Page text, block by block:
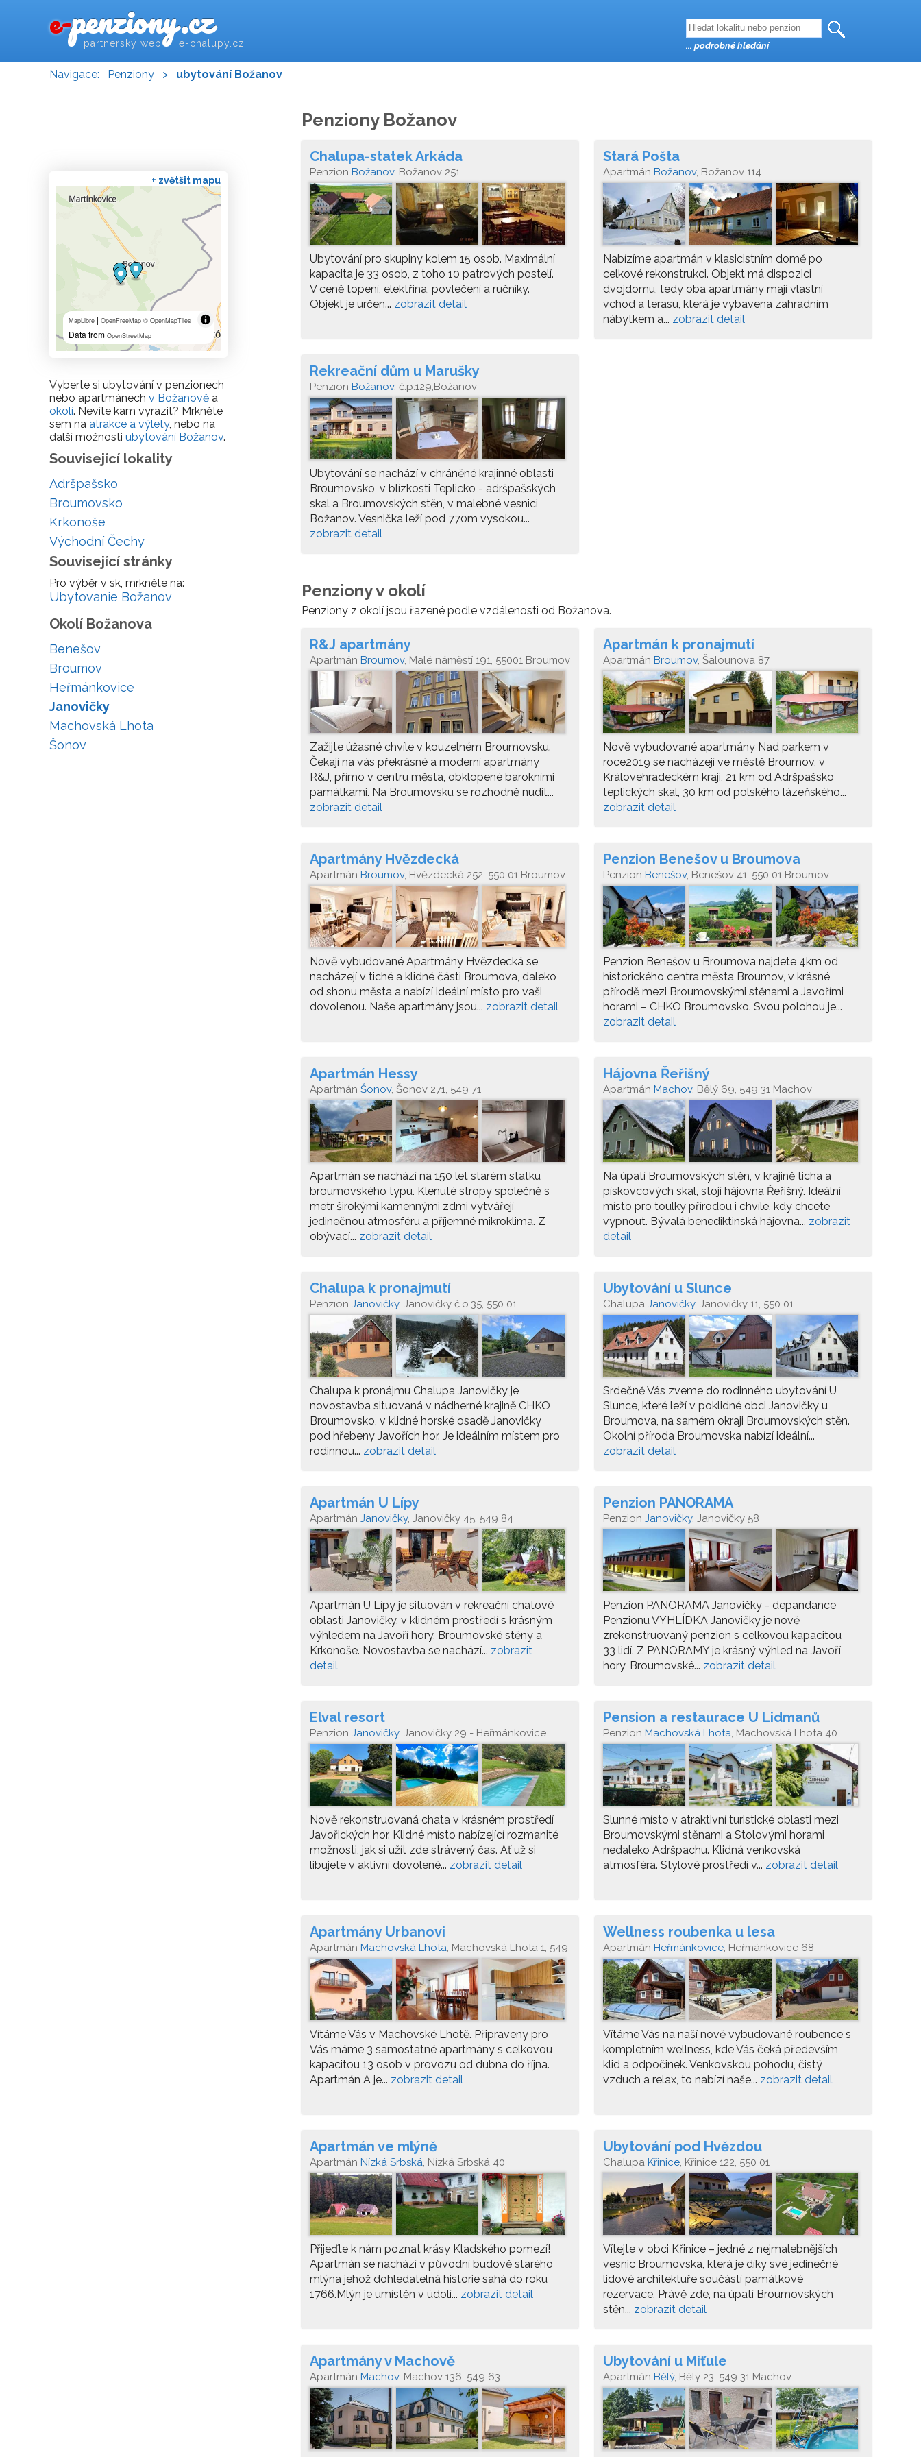
e-penziony.cz
partnerský web e-chalupy.cz
Navigace: Penziony > ubytování Božanov
Penziony Božanov
Chalupa-statek Arkáda
Penzion Božanov, Božanov 251
Ubytování pro skupiny kolem 15 osob. Maximální
kapacita je 33 osob, z toho 10 patrových postelí.
V ceně topení, elektřina, povlečení a ručníky.
Objekt je určen... zobrazit detail
Stará Pošta
Apartmán Božanov, Božanov 114
Nabízíme apartmán v klasicistním domě po
celkové rekonstrukci. Objekt má dispozici
dvojdomu, tedy oba apartmány mají vlastní
vchod a terasu, která je vybavena zahradním
nábytkem a... zobrazit detail
Rekreační dům u Marušky
Penzion Božanov, č.p.129,Božanov
Ubytování se nachází v chráněné krajinné oblasti
Broumovsko, v blízkosti Teplicko - adršpašských
skal a Broumovských stěn, v malebné vesnici
Božanov. Vesnička leží pod 770m vysokou...
zobrazit detail
Penziony v okolí
Penziony z okolí jsou řazené podle vzdálenosti od Božanova.
R&J apartmány
Apartmán Broumov, Malé náměstí 191, 55001 Broumov
Zažijte úžasné chvíle v kouzelném Broumovsku.
Čekají na vás překrásné a moderní apartmány
R&J, přímo v centru města, obklopené barokními
památkami. Na Broumovsku se rozhodně nudit...
zobrazit detail
Apartmán k pronajmutí
Apartmán Broumov, Šalounova 87
Nově vybudované apartmány Nad parkem v
roce2019 se nacházejí ve městě Broumov, v
Královehradeckém kraji, 21 km od Adršpašsko
teplických skal, 30 km od polského lázeňského...
zobrazit detail
Apartmány Hvězdecká
Apartmán Broumov, Hvězdecká 252, 550 01 Broumov
Nově vybudované Apartmány Hvězdecká se
nacházejí v tiché a klidné části Broumova, daleko
od shonu města a nabízí ideální místo pro vaši
dovolenou. Naše apartmány jsou... zobrazit detail
Penzion Benešov u Broumova
Penzion Benešov, Benešov 41, 550 01 Broumov
Penzion Benešov u Broumova najdete 4km od
historického centra města Broumov, v krásné
přírodě mezi Broumovskými stěnami a Javořími
horami – CHKO Broumovsko. Svou polohou je...
zobrazit detail
Apartmán Hessy
Apartmán Šonov, Šonov 271, 549 71
Apartmán se nachází na 150 let starém statku
broumovského typu. Klenuté stropy společně s
metr širokými kamennými zdmi vytvářejí
jedinečnou atmosféru a příjemné mikroklima. Z
obývací... zobrazit detail
Hájovna Řeřišný
Apartmán Machov, Bělý 69, 549 31 Machov
Na úpatí Broumovských stěn, v krajině ticha a
pískovcových skal, stojí hájovna Řeřišný. Ideální
místo pro toulky přírodou i chvíle, kdy chcete
vypnout. Bývalá benediktinská hájovna... zobrazit
detail
Chalupa k pronajmutí
Penzion Janovičky, Janovičky č.o.35, 550 01
Chalupa k pronájmu Chalupa Janovičky je
novostavba situovaná v nádherné krajině CHKO
Broumovsko, v klidné horské osadě Janovičky
pod hřebeny Javořích hor. Je ideálním místem pro
rodinnou... zobrazit detail
Ubytování u Slunce
Chalupa Janovičky, Janovičky 11, 550 01
Heřmánkovice
Srdečně Vás zveme do rodinného ubytování U
Slunce, které leží v poklidné obci Janovičky u
Broumova, na samém okraji Broumovských stěn.
Okolní příroda Broumovska nabízí ideální...
zobrazit detail
Apartmán U Lípy
Apartmán Janovičky, Janovičky 45, 549 84
Heřmánkovice
Apartmán U Lípy je situován v rekreační chatové
oblasti Janovičky, v klidném prostředí s krásným
výhledem na Javoří hory, Broumovské stěny a
Krkonoše. Novostavba se nachází... zobrazit
detail
Penzion PANORAMA
Penzion Janovičky, Janovičky 58
Penzion PANORAMA Janovičky - depandance
Penzionu VYHLÍDKA Janovičky je nově
zrekonstruovaný penzion s celkovou kapacitou
33 lidí. Z PANORAMY je krásný výhled na Javoří
hory, Broumovské... zobrazit detail
Elval resort
Penzion Janovičky, Janovičky 29 - Heřmánkovice
Nově rekonstruovaná chata v krásném prostředí
Javořických hor. Klidné místo nabízející rozmanité
možnosti, jak si užít zde strávený čas. Ať už si
libujete v aktivní dovolené... zobrazit detail
Pension a restaurace U Lidmanů
Penzion Machovská Lhota, Machovská Lhota 40
Slunné místo v atraktivní turistické oblasti mezi
Broumovskými stěnami a Stolovými horami
nedaleko Adršpachu. Klidná venkovská
atmosféra. Stylové prostředí v... zobrazit detail
Apartmány Urbanovi
Apartmán Machovská Lhota, Machovská Lhota 1, 549
31 Machov
Vítáme Vás v Machovské Lhotě. Připraveny pro
Vás máme 3 samostatné apartmány s celkovou
kapacitou 13 osob v provozu od dubna do října.
Apartmán A je... zobrazit detail
Wellness roubenka u lesa
Apartmán Heřmánkovice, Heřmánkovice 68
Vítáme Vás na naší nově vybudované roubence s
kompletním wellness, kde Vás čeká především
klid a odpočinek. Venkovskou pohodu, čistý
vzduch a relax, to nabízí naše... zobrazit detail
Apartmán ve mlýně
Apartmán Nízká Srbská, Nízká Srbská 40
Přijeďte k nám poznat krásy Kladského pomezí!
Apartmán se nachází v původní budově starého
mlýna jehož dohledatelná historie sahá do roku
1766.Mlýn je umístěn v údolí... zobrazit detail
Ubytování pod Hvězdou
Chalupa Křinice, Křinice 122, 550 01
Vítejte v obci Křinice – jedné z nejmalebnějších
vesnic Broumovska, která je díky své jedinečné
lidové architektuře součástí památkové
rezervace. Právě zde, na úpatí Broumovských
stěn... zobrazit detail
Apartmány v Machově
Apartmán Machov, Machov 136, 549 63
Ubytování u Miťule
Apartmán Bělý, Bělý 23, 549 31 Machov
+ zvětšit mapu
MapLibre | OpenFreeMap © OpenMapTiles
Data from OpenStreetMap
Vyberte si ubytování v penzionech
nebo apartmánech v Božanově a
okolí. Nevíte kam vyrazit? Mrkněte
sem na atrakce a výlety, nebo na
další možnosti ubytování Božanov.
Související lokality
Adršpašsko
Broumovsko
Krkonoše
Východní Čechy
Související stránky
Pro výběr v sk, mrkněte na:
Ubytovanie Božanov
Okolí Božanova
Benešov
Broumov
Heřmánkovice
Janovičky
Machovská Lhota
Šonov
... podrobné hledání